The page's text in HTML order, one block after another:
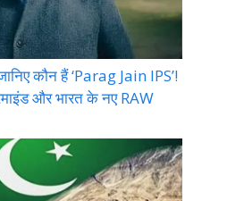
कौन हैं ‘Parag Jain IPS’!
और भारत के नए RAW